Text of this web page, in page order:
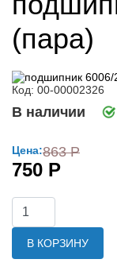
(пара)
Код: 00-00002326
В наличии
Цена:863 Р
750 Р
В КОРЗИНУ